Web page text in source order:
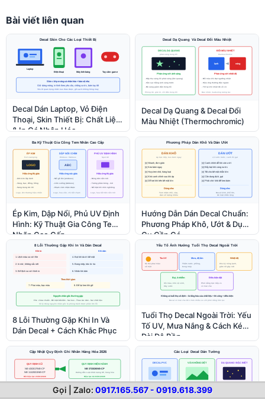
Bài viết liên quan
Decal Dán Laptop, Vỏ Điện
Thoại, Skin Thiết Bị: Chất Liệu
& In Cá Nhân Hóa
Decal Dạ Quang & Decal Đổi
Màu Nhiệt (Thermochromic)
Ép Kim, Dập Nổi, Phủ UV Định
Hình: Kỹ Thuật Gia Công Tem
Nhãn Cao Cấp
Hướng Dẫn Dán Decal Chuẩn:
Phương Pháp Khô, Ướt & Dụng
Cụ Cần Có
8 Lỗi Thường Gặp Khi In Và
Dán Decal + Cách Khắc Phục
Tuổi Thọ Decal Ngoài Trời: Yếu
Tố UV, Mưa Nắng & Cách Kéo
Dài Độ Bền
Gọi | Zalo:0917.165.567 - 0919.618.399